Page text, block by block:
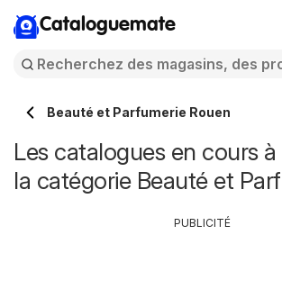
Cataloguemate
Beauté et Parfumerie Rouen
Les catalogues en cours
la catégorie Beauté et
PUBLICITÉ